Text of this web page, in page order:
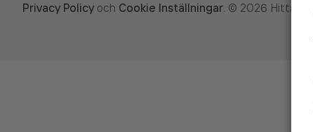
Privacy Policy och Cookie Inställningar. © 2026 Hitta.se